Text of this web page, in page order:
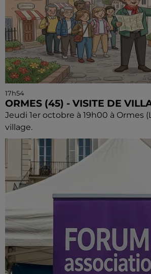
17h54
ORMES (45) - VISITE DE
Jeudi 1er octobre à 19h00 à Ormes
village.